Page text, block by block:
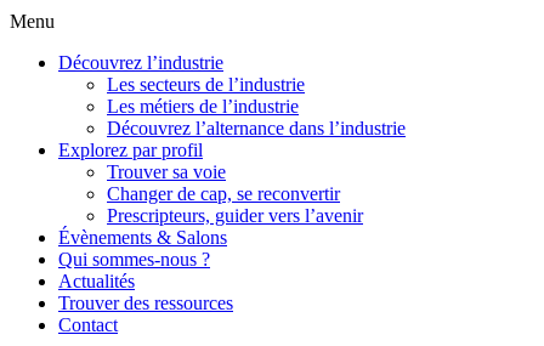
Menu
Découvrez l’industrie
Les secteurs de l’industrie
Les métiers de l’industrie
Découvrez l’alternance dans l’industrie
Explorez par profil
Trouver sa voie
Changer de cap, se reconvertir
Prescripteurs, guider vers l’avenir
Évènements & Salons
Qui sommes-nous ?
Actualités
Trouver des ressources
Contact